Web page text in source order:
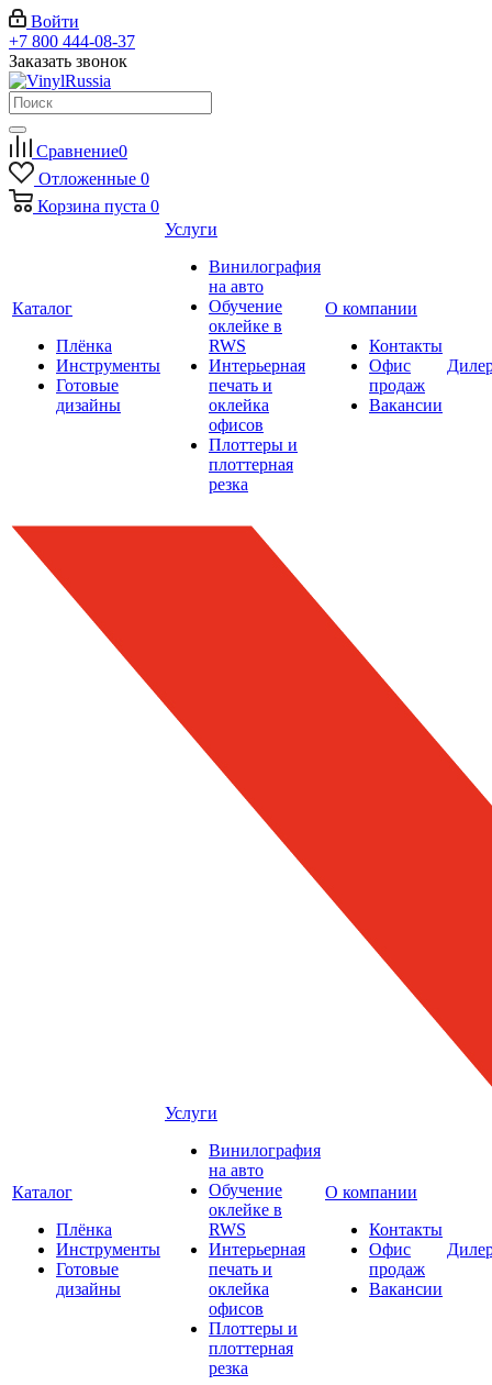
Войти
+7 800 444-08-37
Заказать звонок
Сравнение0
Отложенные 0
Корзина пуста 0
Каталог
Плёнка
Инструменты
Готовые
дизайны
Услуги
Винилография
на авто
Обучение
оклейке в
RWS
Интерьерная
печать и
оклейка
офисов
Плоттеры и
плоттерная
резка
О компании
Контакты
Офис
продаж
Вакансии
Каталог
Плёнка
Инструменты
Готовые
дизайны
Услуги
Винилография
на авто
Обучение
оклейке в
RWS
Интерьерная
печать и
оклейка
офисов
Плоттеры и
плоттерная
резка
О компании
Контакты
Офис
продаж
Вакансии